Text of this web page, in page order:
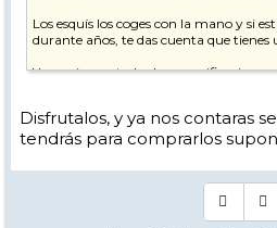
Los esquís los coges con la mano y si
durante años, te das cuenta que tienes
Y en mi caso, todas las especificaciones
Y no puedo decir más. Hubiese
caso.
Disfrutalos, y ya nos contaras
tendrás para comprarlos